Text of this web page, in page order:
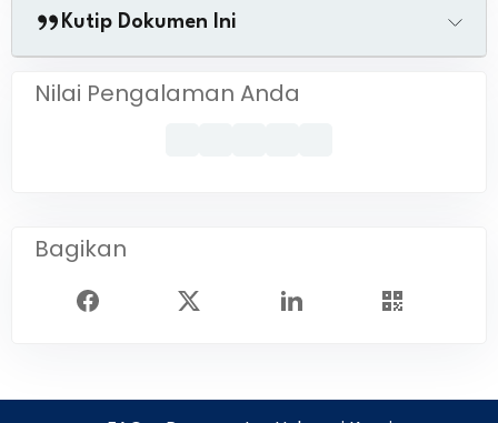
Kutip Dokumen Ini
Nilai Pengalaman Anda
Bagikan